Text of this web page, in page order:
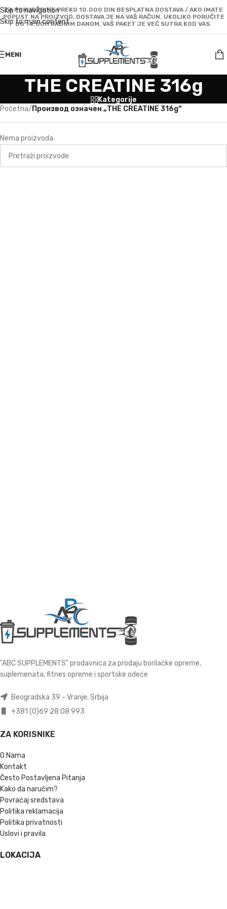
Skip to navigation
Skip to main content
ZA PORUDŽBINE PREKO 10.000 DIN BESPLATNA DOSTAVA / AKO IMATE
POPUST NA PROIZVOD, DOSTAVA JE NA VAŠ RAČUN. UKOLIKO PORUČITE
DO 14:00H RADNIM DANOM, VAŠ PAKET JE VEĆ SUTRA KOD VAS.
MENI
THE CREATINE 316g
Kategorije
Početna/ Производ oзначен „THE CREATINE 316g“
Nema proizvoda.
"ABC SUPPLEMENTS" prodavnica za prodaju borilačke opreme,
suplemenata, fitnes opreme i sportske odeće
Beogradska 39 - Vranje, Srbija
+381 (0)69 28 08 993
ZA KORISNIKE
O Nama
Kontakt
Često Postavljena Pitanja
Kako da naručim?
Povraćaj sredstava
Politika reklamacija
Politika privatnosti
Uslovi i pravila
LOKACIJA